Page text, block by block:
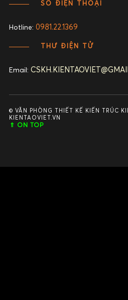
SỐ ĐIỆN THOẠI
Hotline: 0981.22.1369
THƯ ĐIỆN TỬ
Email:
© VĂN PHÒNG THIẾT KẾ KIẾN TRÚC
KIENTAOVIET.VN
⇑ ON TOP